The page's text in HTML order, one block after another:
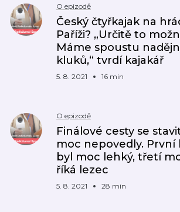
O epizodě
Český čtyřkajak na
Paříži? „Určitě to
Máme spoustu
kluků,“ tvrdí kajakář
5. 8. 2021 16 min
O epizodě
Finálové cesty se
moc nepovedly. První
byl moc lehký, třetí
říká lezec
5. 8. 2021 28 min